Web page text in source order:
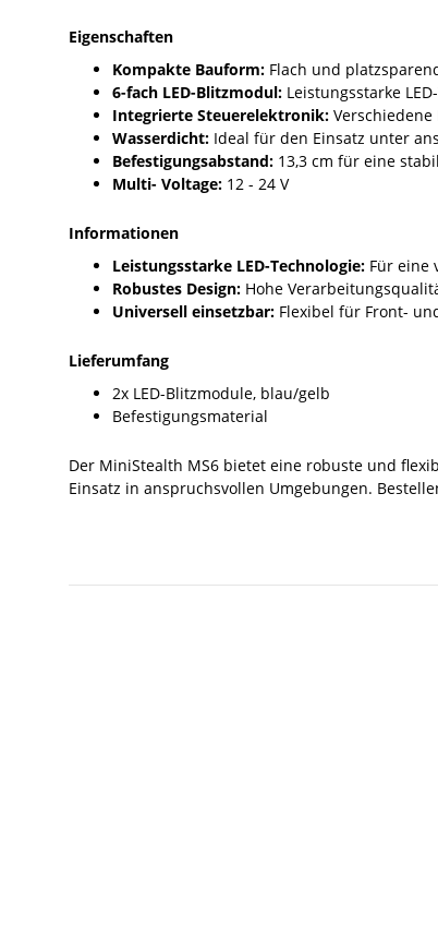
Eigenschaften
Kompakte Bauform: Flach und
6-fach LED-Blitzmodul: Leistungsstarke
Integrierte Steuerelektronik:
Wasserdicht: Ideal für den Einsatz unter
Befestigungsabstand: 13,3 cm für eine
Multi- Voltage: 12 - 24 V
Informationen
Leistungsstarke LED-Technologie: Für eine
Robustes Design: Hohe
Universell einsetzbar: Flexibel für Front-
Lieferumfang
2x LED-Blitzmodule, blau/gelb
Befestigungsmaterial
Der MiniStealth MS6 bietet eine robuste und
Einsatz in anspruchsvollen Umgebungen.